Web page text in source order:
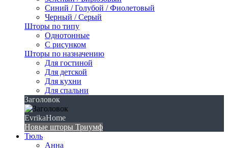
Синий / Голубой / Фиолетовый
Черный / Серый
Шторы по типу
Однотонные
С рисунком
Шторы по назначению
Для гостиной
Для детской
Для кухни
Для спальни
Заголовок
EvrikaHome
Новые шторы Триумф
Тюль
Анна